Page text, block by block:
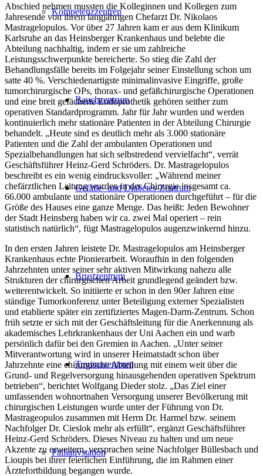
Kompetenzzentren
Bauchzentrum
Gefäße- und Diabetes-Zentrum
Brustzentrum
Traumazentrum
Palliativstation
Abschied nehmen mussten die Kolleginnen und Kollegen zum
Jahresende von ihrem langjährigen Chefarzt Dr. Nikolaos
Mastragelopulos. Vor über 27 Jahren kam er aus dem Klinikum
Karlsruhe an das Heinsberger Krankenhaus und belebte die
Abteilung nachhaltig, indem er sie um zahlreiche
Leistungsschwerpunkte bereicherte. So stieg die Zahl der
Behandlungsfälle bereits im Folgejahr seiner Einstellung schon um
satte 40 %. Verschiedenartigste minimalinvasive Eingriffe, große
tumorchirurgische OPs, thorax- und gefäßchirurgische Operationen
und eine breit gefächerte Endoprothetik gehören seither zum
operativen Standardprogramm. Jahr für Jahr wurden und werden
kontinuierlich mehr stationäre Patienten in der Abteilung Chirurgie
behandelt. „Heute sind es deutlich mehr als 3.000 stationäre
Patienten und die Zahl der ambulanten Operationen und
Spezialbehandlungen hat sich selbstredend vervielfacht“, verrät
Geschäftsführer Heinz-Gerd Schröders. Dr. Mastragelopulos
beschreibt es ein wenig eindrucksvoller: „Während meiner
chefärztlichen Leitung wurden in der Chirurgie insgesamt ca.
66.000 ambulante und stationäre Operationen durchgeführt – für die
Größe des Hauses eine ganze Menge. Das heißt: Jeden Bewohner
der Stadt Heinsberg haben wir ca. zwei Mal operiert – rein
statistisch natürlich“, fügt Mastragelopulos augenzwinkernd hinzu.
In den ersten Jahren leistete Dr. Mastragelopulos am Heinsberger
Krankenhaus echte Pionierarbeit. Woraufhin in den folgenden
Jahrzehnten unter seiner sehr aktiven Mitwirkung nahezu alle
Strukturen der chirurgischen Arbeit grundlegend geändert bzw.
weiterentwickelt. So initiierte er schon in den 90er Jahren eine
ständige Tumorkonferenz unter Beteiligung externer Spezialisten
und etablierte später ein zertifiziertes Magen-Darm-Zentrum. Schon
früh setzte er sich mit der Geschäftsleitung für die Anerkennung als
akademisches Lehrkrankenhaus der Uni Aachen ein und warb
persönlich dafür bei den Gremien in Aachen. „Unter seiner
Mitverantwortung wird in unserer Heimatstadt schon über
Jahrzehnte eine chirurgische Abteilung mit einem weit über die
Grund- und Regelversorgung hinausgehenden operativen Spektrum
betrieben“, berichtet Wolfgang Dieder stolz. „Das Ziel einer
umfassenden wohnortnahen Versorgung unserer Bevölkerung mit
chirurgischen Leistungen wurde unter der Führung von Dr.
Mastrageopulos zusammen mit Herrn Dr. Harmel bzw. seinem
Nachfolger Dr. Cieslok mehr als erfüllt“, ergänzt Geschäftsführer
Heinz-Gerd Schröders. Dieses Niveau zu halten und um neue
Akzente zu erweitern, versprachen seine Nachfolger Büllesbach und
Lioupis bei ihrer feierlichen Einführung, die im Rahmen einer
Ärztefortbildung begangen wurde.